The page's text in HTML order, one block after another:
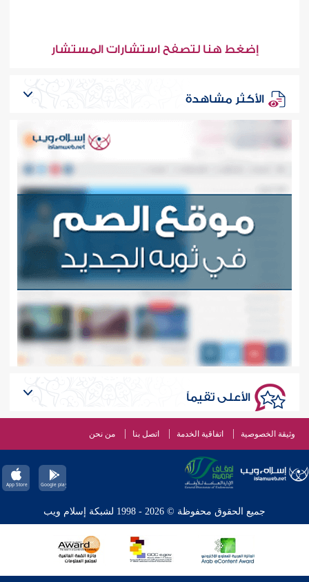
إضغط هنا لتصفح استشارات المستشار
الأكثر مشاهدة
الأعلى تقيماً
وثيقة الخصوصية اتفاقية الخدمة اتصل بنا من نحن
جميع الحقوق محفوظة © 2026 - 1998 لشبكة إسلام ويب